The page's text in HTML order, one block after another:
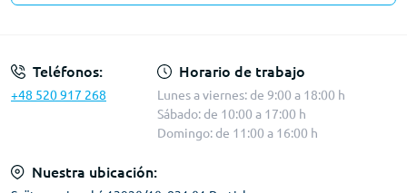
Teléfonos:
+48 520 917 268
Horario de trabajo
Lunes a viernes: de 9:00 a 18:00 h
Sábado: de 10:00 a 17:00 h
Domingo: de 11:00 a 16:00 h
Nuestra ubicación: